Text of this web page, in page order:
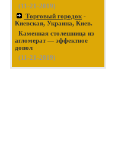
(11-21-2019)
Торговый городок -
Киевская, Украина, Киев.
Каменная столешница из
агломерат — эффектное
допол
(11-21-2019)